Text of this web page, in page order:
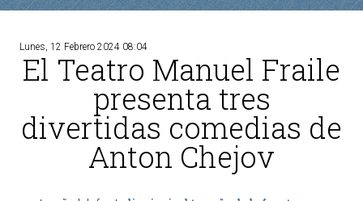
AYUNTAMIENTO
Saluda de la Alcaldesa
Equipo de Gobierno
Corporación Municipal - Legislatura 2023-2027
Delegaciones Municipales
Lunes, 12 Febrero 2024 08:04
El Teatro Manuel Fraile
presenta tres
divertidas comedias de
Anton Chejov